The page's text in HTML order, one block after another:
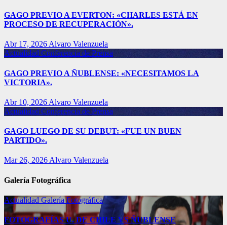
GAGO PREVIO A EVERTON: «CHARLES ESTÁ EN
PROCESO DE RECUPERACIÓN».
Abr 17, 2026Alvaro Valenzuela
Actualidad Conferencia de Prensa
GAGO PREVIO A ÑUBLENSE: «NECESITAMOS LA
VICTORIA».
Abr 10, 2026 Alvaro Valenzuela
Actualidad Conferencia de Prensa
GAGO LUEGO DE SU DEBUT: «FUE UN BUEN
PARTIDO».
Mar 26, 2026Alvaro Valenzuela
Galería Fotográfica
ActualidadGalería Fotográfica
FOTOGRAFÍAS U. DE CHILE VS ÑUBLENSE